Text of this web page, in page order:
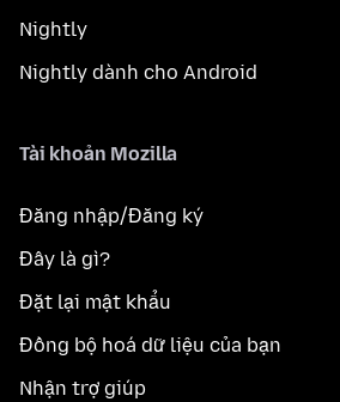
Nightly
Nightly dành cho Android
Tài khoản Mozilla
Đăng nhập/Đăng ký
Đây là gì?
Đặt lại mật khẩu
Đồng bộ hoá dữ liệu của bạn
Nhận trợ giúp